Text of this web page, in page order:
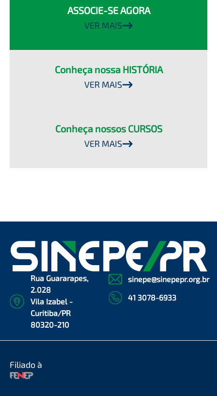
ASSOCIE-SE AGORA
VER MAIS
Conheça nossa HISTÓRIA
VER MAIS
Conheça nossos CURSOS
VER MAIS
Rua Guararapes,
2.028
Vila Izabel -
Curitiba/PR
80320-210
sinepe@sinepepr.org.br
41 3078-6933
Filiado à